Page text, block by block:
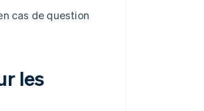
cas de question
les